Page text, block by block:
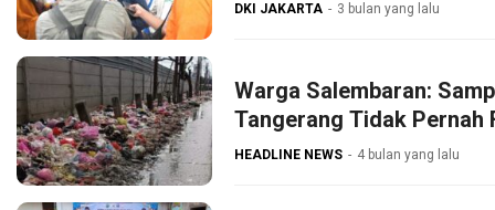
DKI JAKARTA 3 bulan yang lalu
Warga Salembaran:
Tangerang Tidak Pernah
HEADLINE NEWS 4 bulan yang lalu